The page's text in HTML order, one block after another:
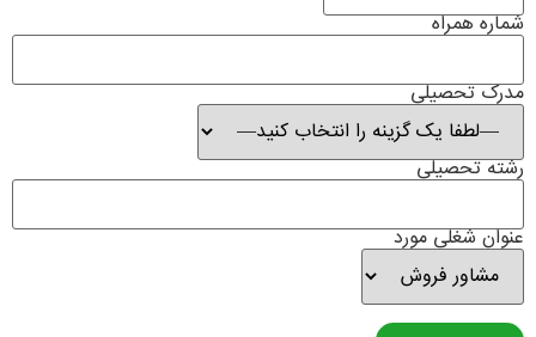
شماره همراه
مدرک تحصیلی
رشته تحصیلی
عنوان شغلی مورد